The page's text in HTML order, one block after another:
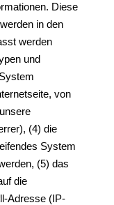
Diese
in den
werden
und
von
(4) die
System
(5) das
die
Adresse (IP-